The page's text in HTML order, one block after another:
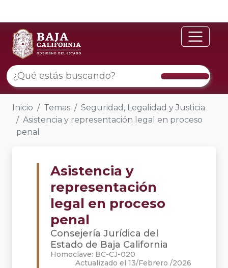
Inicio Temas
Seguridad, Legalidad y Justicia
Asistencia y representación legal en proceso
penal
Asistencia y
representación
legal en proceso
penal
Consejería Jurídica del
Estado de Baja California
Homoclave: BC-CJ-020
Actualizado el 13/Febrero /2026